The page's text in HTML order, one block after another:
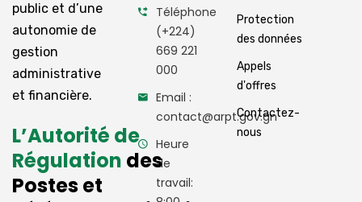
public et d’une
autonomie de
gestion
administrative
et financière.
L’Autorité de
Régulation des
Postes et
Téléphone
(+224)
669 221
000
Email :
contact@arpt.gov.gn
Heure
de
travail:
Protection
des données
Appels
d'offres
Contactez-
nous